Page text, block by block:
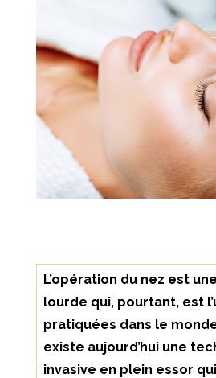
L’opération du nez est
lourde qui, pourtant, est
pratiquées dans le
existe aujourd’hui une
invasive en plein essor